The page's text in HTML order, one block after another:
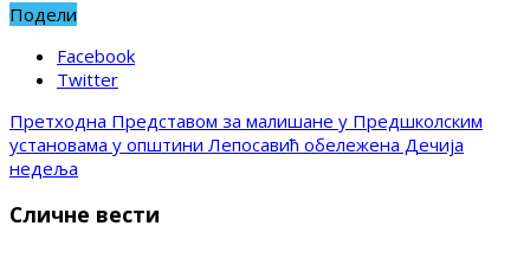
Подели
Facebook
Twitter
Претходна Представом за малишане у Предшколским
установама у општини Лепосавић обележена Дечија
недеља
Сличне вести